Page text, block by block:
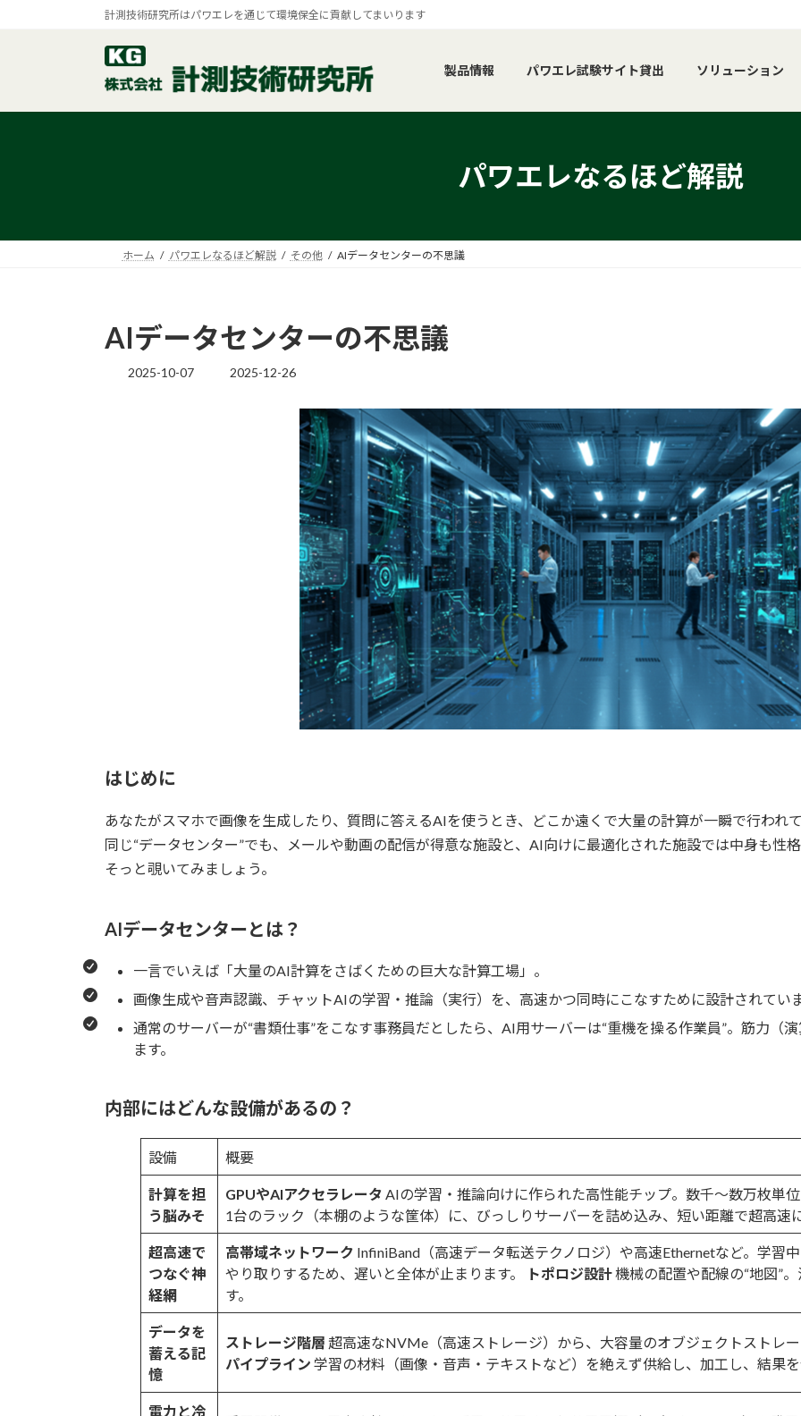
へ
ョ
計測技術研究所はパワエレを通じて環境保全に貢献してまいります
製品情報 パワエレ試験サイト貸出 ソリューション
パワエレなるほど解説
ホーム パワエレなるほど解説 その他 AIデータセンターの不思議
AIデータセンターの不思議
2025-10-07
最
2025-12-26
はじめに
あなたがスマホで画像を生成したり、質問に答えるAIを使うとき、どこか遠くで大量の計算が一瞬で行われ
同じ“データセンター”でも、メールや動画の配信が得意な施設と、AI向けに最適化された施設では中身も性
そっと覗いてみましょう。
AIデータセンターとは？
一言でいえば「大量のAI計算をさばくための巨大な計算工場」。
画像生成や音声認識、チャットAIの学習・推論（実行）を、高速かつ同時にこなすために設計されていま
通常のサーバーが“書類仕事”をこなす事務員だとしたら、AI用サーバーは“重機を操る作業員”。筋力（
ます。
内部にはどんな設備があるの？
設備 概要
計算を担
う脳みそ
GPUやAIアクセラレータ AIの学習・推論向けに作られた高性能チップ。数千〜数万枚単位
1台のラック（本棚のような筐体）に、びっしりサーバーを詰め込み、短い距離で超高速
超高速で
つなぐ神
経網
高帯域ネットワーク InfiniBand（高速データ転送テクノロジ）や高速Ethernetなど。学習
やり取りするため、遅いと全体が止まります。
トポロジ設計機械の配置や配線の“地図”
す。
データを
蓄える記
憶
ストレージ階層 超高速なNVMe（高速ストレージ）から、大容量のオブジェクトストレ
パイプライン 学習の材料（画像・音声・テキストなど）を絶えず供給し、加工し、結果を
電力と冷